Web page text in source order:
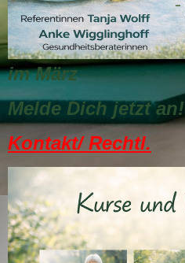
im März
Melde Dich jetzt an!
Kontakt/ Rechtl.